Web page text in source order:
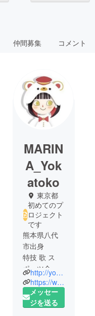
仲間募集 コメント
MARIN
A_Yok
atoko
東京都
初めてのプ
ロジェクト
です
熊本県八代
市出身
特技 歌 ス
ポーツ全般
得意
趣味 人間観
察 吉本新喜
http://yokatoko.net/
https://www.youtube.com/channel/UCpxqP5tk93HawuGoe6sLL3w
メッセー
ジを送る